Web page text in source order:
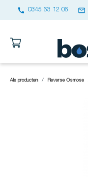
call 0345 63 12 06 email
Alle producten Reverse Osmose